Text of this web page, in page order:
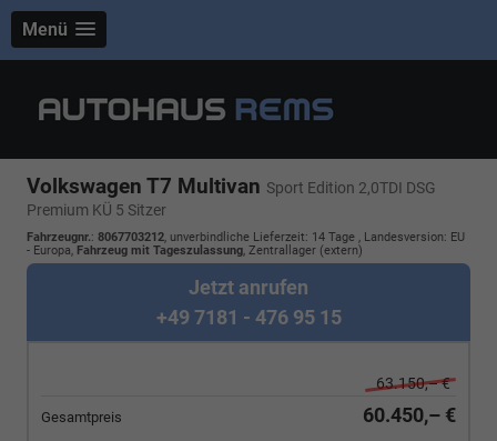
Menü
Volkswagen T7 Multivan Sport Edition 2,0TDI DSG
Premium KÜ 5 Sitzer
Fahrzeugnr.: 8067703212, unverbindliche Lieferzeit: 14 Tage , Landesversion: EU
- Europa, Fahrzeug mit Tageszulassung, Zentrallager (extern)
Jetzt anrufen
+49 7181 - 476 95 15
63.150,– €
Gesamtpreis 60.450,– €